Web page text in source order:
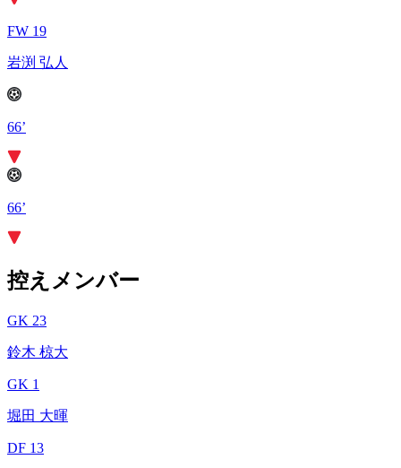
FW 19
岩渕 弘人
66’
66’
控えメンバー
GK 23
鈴木 椋大
GK 1
堀田 大暉
DF 13